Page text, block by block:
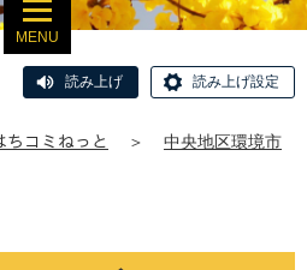
MENU
読み上げ 読み上げ設定
コミねっと ＞
中央地区環境市